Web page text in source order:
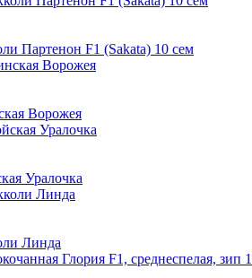
Партенон F1 (Sakata) 10 сем
Ворожея
Уралочка
Линда